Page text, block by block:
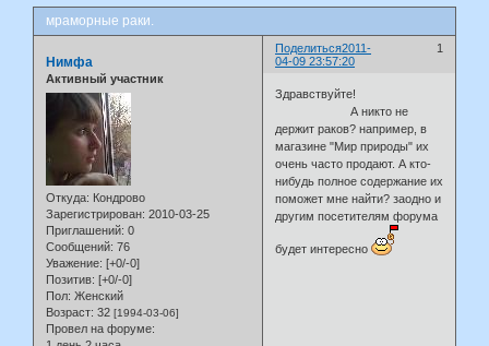
мраморные раки.
Поделиться 1
2011-
04-09 23:57:20
Нимфа
Активный участник
Откуда: Кондрово
Зарегистрирован: 2010-03-25
Приглашений: 0
Сообщений: 76
Уважение: [+0/-0]
Позитив: [+0/-0]
Пол: Женский
Возраст: 32 [1994-03-06]
Провел на форуме:
Здравствуйте!
А никто не
держит раков? например, в
магазине "Мир природы" их
очень часто продают. А кто-
нибудь полное содержание их
поможет мне найти? заодно и
другим посетителям форума
будет интересно